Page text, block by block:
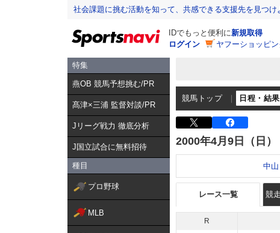
社会課題に挑む活動を知って、共感できる支援先を見つけ
IDでもっと便利に新規取得
ログイン
ヤフーショッピ
特集
燕OB 競馬予想挑む/PR
髙津×三浦 監督対談/PR
Jリーグ戦力 徹底分析
J国立試合に無料招待
種目
プロ野球
MLB
競馬トップ 日程・結果
2000年4月9日（日）
中山
レース一覧 競
R